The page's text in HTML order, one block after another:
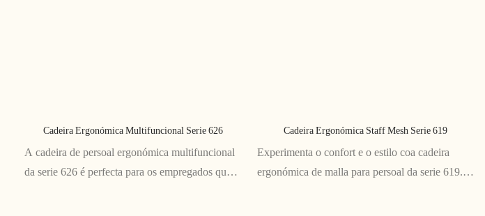
Cadeira Ergonómica Multifuncional Serie 626
A cadeira de persoal ergonómica multifuncional
da serie 626 é perfecta para os empregados que
Cadeira Ergonómica Staff Mesh Serie 619
Experimenta o confort e o estilo coa cadeira
ergonómica de malla para persoal da serie 619. O